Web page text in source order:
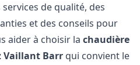
services de qualité, des
et des conseils pour
aider à choisir lachaudière
Vaillant Barr qui convient le